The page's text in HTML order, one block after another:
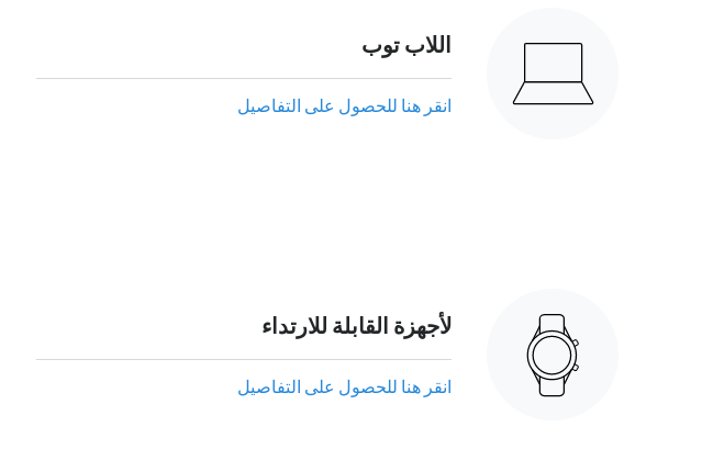
اللاب توب
انقر هنا للحصول على التفاصيل
لأجهزة القابلة للارتداء
انقر هنا للحصول على التفاصيل